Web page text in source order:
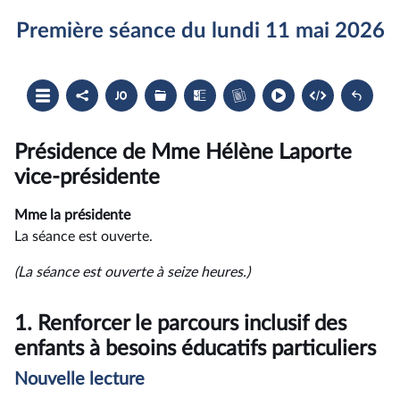
Première séance du lundi 11 mai 2026
Ouvrir
le
sommaire
Partager
le
compte
Accéder
au
document
du
compte
rendu
Les
dossiers
législatifs
Les
textes
examinés
Accéder
au
cahier
Présidence de Mme Hélène Laporte
vice-présidente
Mme la présidente
La séance est ouverte.
(La séance est ouverte à seize heures.)
1. Renforcer le parcours inclusif des
enfants à besoins éducatifs particuliers
Nouvelle lecture